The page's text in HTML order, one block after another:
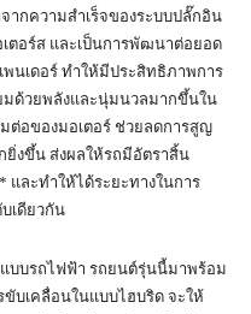
กความสำเร็จของระบบปลั๊กอิน
ตอร์ส และเป็นการพัฒนาต่อยอด
นเดอร์ ทำให้มีประสิทธิภาพการ
มด้วยพลังและนุ่มนวลมากขึ้นใน
ต่อของมอเตอร์ ช่วยลดการสูญ
ยิ่งขึ้น ส่งผลให้รถมีอัตราสิ้น
และทำให้ได้ระยะทางในการ
เดียวกัน
บบรถไฟฟ้า รถยนต์รุ่นนี้มาพร้อม
ขับเคลื่อนในแบบไฮบริด จะให้